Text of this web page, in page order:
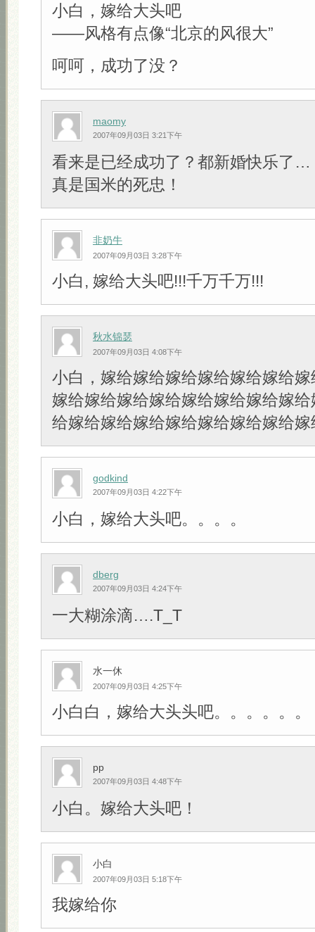
小白，嫁给大头吧
——风格有点像“北京的风很大”
呵呵，成功了没？
maomy
2007年09月03日 3:21下午
看来是已经成功了？都新婚快乐了…
真是国米的死忠！
非奶牛
2007年09月03日 3:28下午
小白, 嫁给大头吧!!!千万千万!!!
秋水锦瑟
2007年09月03日 4:08下午
小白，嫁给嫁给嫁给嫁给嫁给嫁给
嫁给嫁给嫁给嫁给嫁给嫁给嫁给嫁
给嫁给嫁给嫁给嫁给嫁给嫁给嫁给
godkind
2007年09月03日 4:22下午
小白，嫁给大头吧。。。。
dberg
2007年09月03日 4:24下午
一大糊涂滴….T_T
水一休
2007年09月03日 4:25下午
小白白，嫁给大头头吧。。。。。。
pp
2007年09月03日 4:48下午
小白。嫁给大头吧！
小白
2007年09月03日 5:18下午
我嫁给你